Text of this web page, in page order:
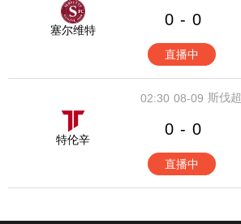
塞尔维特
0 - 0
直播中
08-09
02:30 斯伐超
特伦辛
0 - 0
直播中